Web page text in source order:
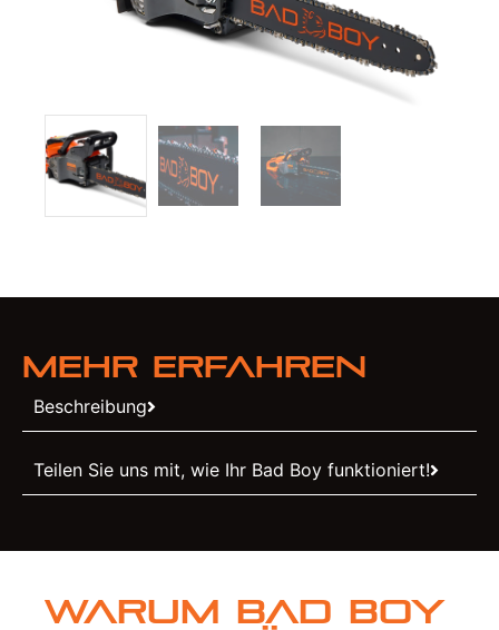
Mehr erfahren
Beschreibung
Teilen Sie uns mit, wie Ihr Bad Boy funktioniert!
Warum Bad Boy